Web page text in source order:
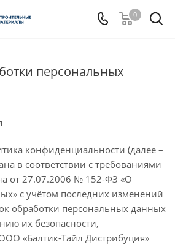
0
персональных
конфиденциальности (далее –
в соответствии с требованиями
от 27.07.2006 № 152-ФЗ «О
с учётом последних изменений
обработки персональных данных
их безопасности,
«Балтик-Тайл Дистрибуция»